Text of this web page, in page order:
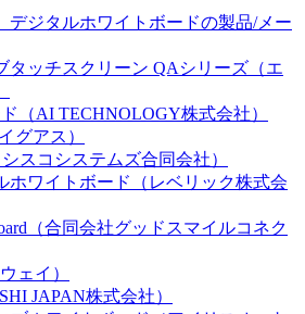
デジタルホワイトボードの製品/メー
タッチスクリーン QAシリーズ（エ
（AI TECHNOLOGY株式会社）
グアス）
シスコシステムズ合同会社）
ホワイトボード（レベリック株式会
（合同会社グッドスマイルコネク
ェイ）
JAPAN株式会社）